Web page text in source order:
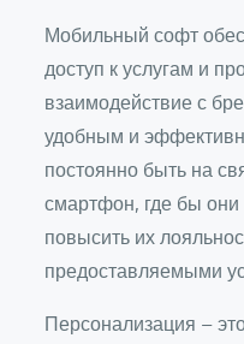
Мобильный софт
доступ к услугам и
взаимодействие с
удобным и
постоянно быть на
смартфон, где бы они
повысить их
предоставляемыми
Персонализация –